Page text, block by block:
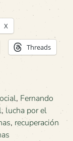
X
Threads
, Fernando
, lucha por el
, recuperación